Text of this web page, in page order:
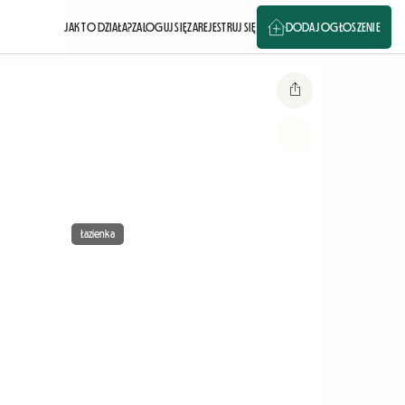
JAK TO DZIAŁA?ZALOGUJ SIĘZAREJESTRUJ SIĘ DODAJ OGŁOSZENIE
Łazienka